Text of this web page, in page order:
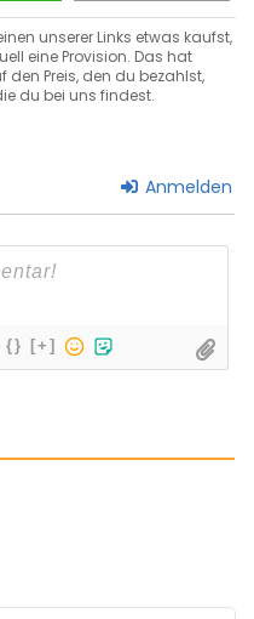
unserer Links etwas kaufst,
eine Provision. Das hat
den Preis, den du bezahlst,
du bei uns findest.
Anmelden
{} [+]